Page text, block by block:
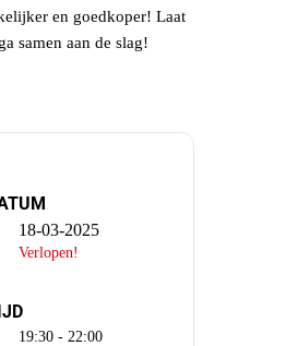
en goedkoper! Laat
samen aan de slag!
18-03-2025
Verlopen!
19:30 - 22:00